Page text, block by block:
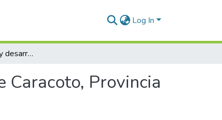
Log In
Gestión municipal y desarrollo local en el Distrito de Caracoto, Provincia de San Román, 2022
Provincia